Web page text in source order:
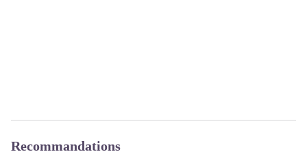
Recommandations